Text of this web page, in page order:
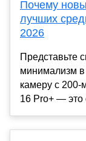
Почему
лучших
2026
Представьте
минимализм
камеру с 200-
16 Pro+ — это